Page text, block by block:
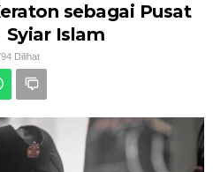
sebagai Pusat
Islam
Dilihat